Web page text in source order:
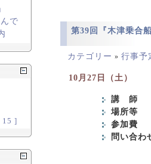
第39回『木津乗合
カテゴリー » 行事予
10月27日（土）
講 師
場所等
参加費
問い合わ
で
15 ]